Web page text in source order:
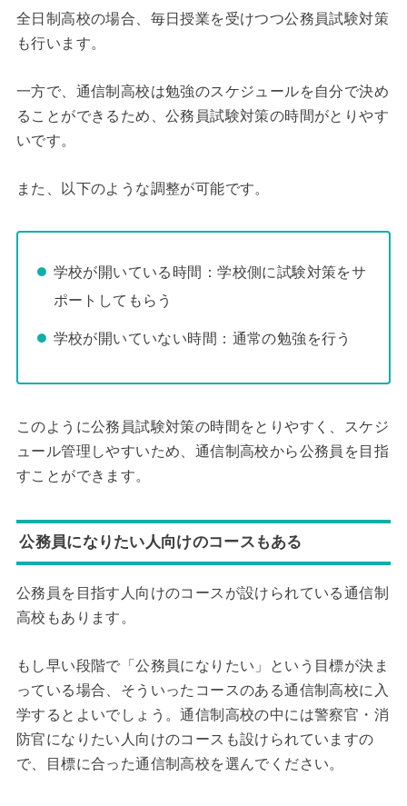
全日制高校の場合、毎日授業を受けつつ公務員試験対策
も行います。
一方で、通信制高校は勉強のスケジュールを自分で決め
ることができるため、公務員試験対策の時間がとりやす
いです。
また、以下のような調整が可能です。
学校が開いている時間：学校側に試験対策をサ
ポートしてもらう
学校が開いていない時間：通常の勉強を行う
このように公務員試験対策の時間をとりやすく、スケジ
ュール管理しやすいため、通信制高校から公務員を目指
すことができます。
公務員になりたい人向けのコースもある
公務員を目指す人向けのコースが設けられている通信制
高校もあります。
もし早い段階で「公務員になりたい」という目標が決ま
っている場合、そういったコースのある通信制高校に入
学するとよいでしょう。通信制高校の中には警察官・消
防官になりたい人向けのコースも設けられていますの
で、目標に合った通信制高校を選んでください。